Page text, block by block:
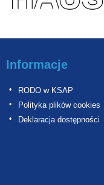
Informacje
RODO w KSAP
Polityka plików cookies
Deklaracja dostępności